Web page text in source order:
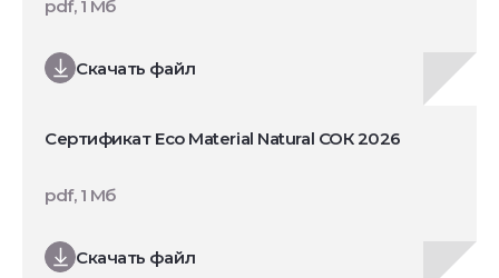
Скачать файл
pdf, 1 Мб
Сертификат Eco Material Natural СОК 2026
Скачать файл
pdf, 1 Мб